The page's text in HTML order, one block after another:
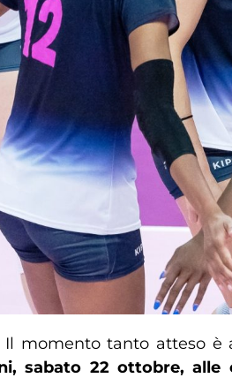
Il momento tanto atteso è
sabato 22 ottobre,